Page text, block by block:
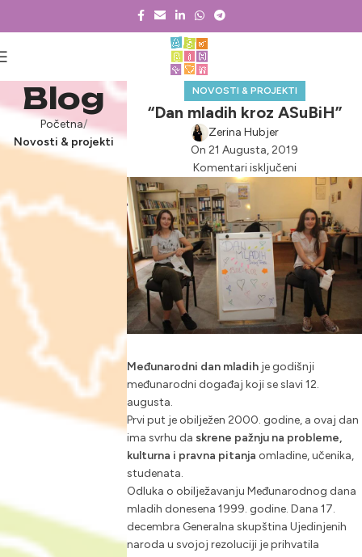
Blog
Početna
Novosti & projekti
NOVOSTI & PROJEKTI
“Dan mladih kroz ASuBiH”
Zerina Hubjer
On 21 Augusta, 2019
Komentari isključeni
Međunarodni dan mladih je godišnji
međunarodni događaj koji se slavi 12.
augusta.
Prvi put je obilježen 2000. godine, a ovaj dan
ima svrhu da skrene pažnju na probleme,
kulturna i pravna pitanja omladine, učenika,
studenata.
Odluka o obilježavanju Međunarodnog dana
mladih donesena 1999. godine. Dana 17.
decembra Generalna skupština Ujedinjenih
naroda u svojoj rezoluciji je prihvatila